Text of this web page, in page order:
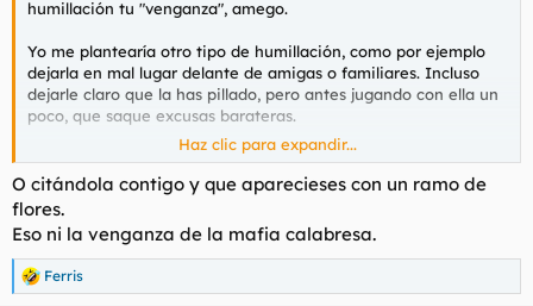
para ahogar mis penas.
Llegué donde la lumi, le pagué, empezamos con un poquito de
tocamientos y se puso a mamar como si no hubiera un
mañana (la mejor mamada de mi vida la verdad) total que
después de 30 minutos de reventarme la polla a lametazos no
me podía correr y básicamente me había quedado sin tiempo,
me despedí de la puta me dijo que sentía que no hubiese
podido acabar y me deseó Voy a ver si me como un buen
pollón nuevo. Me fui a mi casa como un pringado y con 50
euros menos pensando en estos dos meses de mierda en los
que he hecho cosas de las que no estoy muy orgulloso solo
para vengarme.
humillación tu "venganza", amego.
Yo me plantearía otro tipo de humillación, como por ejemplo
dejarla en mal lugar delante de amigas o familiares. Incluso
dejarle claro que la has pillado, pero antes jugando con ella un
poco, que saque excusas barateras.
Por cierto, bienvenido al subforo rapiñas.
Haz clic para expandir...
O citándola contigo y que aparecieses con un ramo de
flores.
Eso ni la venganza de la mafia calabresa.
R
e
Ferris